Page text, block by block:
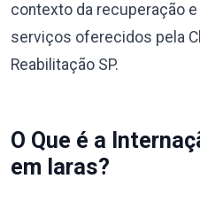
contexto da recuperação
serviços oferecidos pela
Reabilitação SP.
O Que é a
em Iaras?